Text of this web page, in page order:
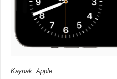
Kaynak: Apple